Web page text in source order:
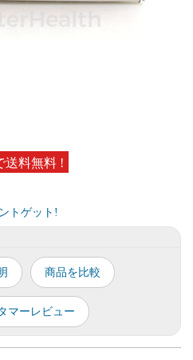
送料無料 !
トゲット!
商品を比較
マーレビュー